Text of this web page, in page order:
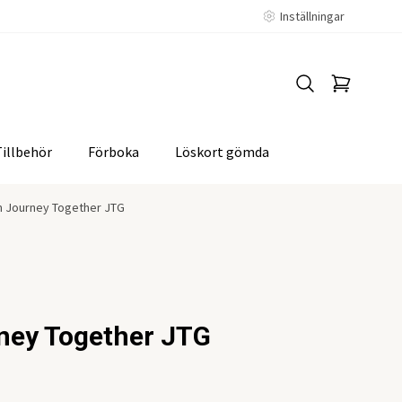
Inställningar
Förboka Löskort gömda
Journey Together JTG
Together JTG